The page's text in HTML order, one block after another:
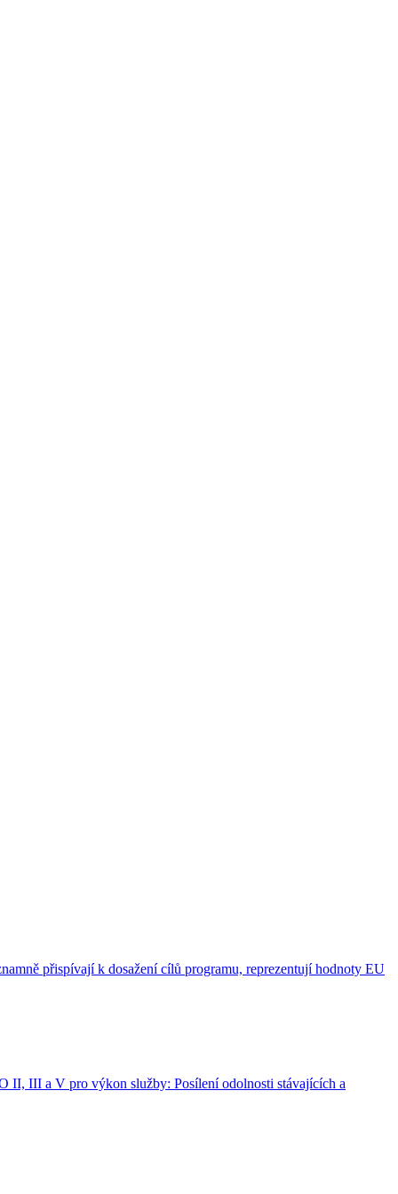
přispívají k dosažení cílů programu, reprezentují hodnoty EU
II, III a V pro výkon služby: Posílení odolnosti stávajících a